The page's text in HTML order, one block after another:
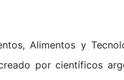
Alimentos y
por científicos